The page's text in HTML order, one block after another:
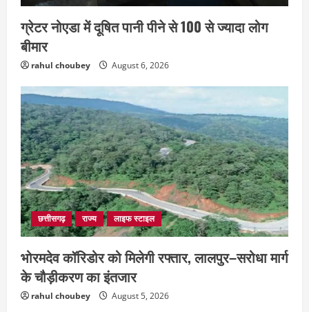
ग्रेटर नोएडा में दूषित पानी पीने से 100 से ज्यादा लोग
बीमार
rahul choubey August 6, 2026
छत्तीसगढ़ राज्य लाइफ स्टाइल
भोरमदेव कॉरिडोर को मिलेगी रफ्तार, लालपुर–सरोधा मार्ग
के चौड़ीकरण का इंतजार
rahul choubey August 5, 2026
2
छत्तीसगढ़ राज्य
रायपुर में “लक्ष्य” द्वारा भव्य प्रतिभा सम्मान एवं
करियर मार्गदर्शन कार्यक्रम संपन्न
August 5, 2026
छत्तीसगढ़ राज्य लाइफ स्टाइल
भोरमदेव कॉरिडोर को मिलेगी रफ्तार, लालपुर–
सरोधा मार्ग के चौड़ीकरण का इंतजार
August 5, 2026